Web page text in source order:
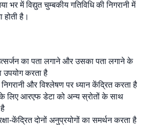
भर में विद्युत चुम्बकीय गतिविधि की निगरानी में
है।
का पता लगाने और उसका पता लगाने के
उपयोग करता है
और विश्लेषण पर ध्यान केंद्रित करता है
के लिए आरएफ डेटा को अन्य स्रोतों के साथ
केंद्रित दोनों अनुप्रयोगों का समर्थन करता है